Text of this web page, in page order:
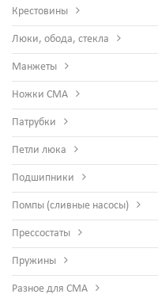
Крестовины
Люки, обода, стекла
Манжеты
Ножки СМА
Патрубки
Петли люка
Подшипники
Помпы (сливные насосы)
Прессостаты
Пружины
Разное для СМА